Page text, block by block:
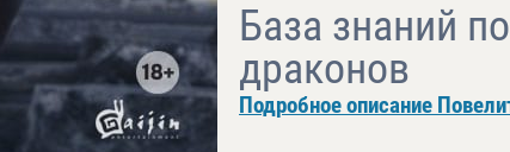
База знаний
драконов
Подробное описание